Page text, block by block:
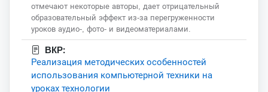
отмечают некоторые авторы, дает отрицательный
образовательный эффект из-за перегруженности
уроков аудио-, фото- и видеоматериалами.
ВКР:
Реализация методических особенностей
использования компьютерной техники на
уроках технологии